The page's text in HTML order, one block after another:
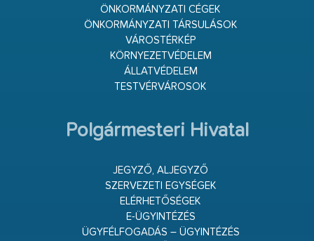
ÖNKORMÁNYZATI CÉGEK
ÖNKORMÁNYZATI TÁRSULÁSOK
VÁROSTÉRKÉP
KÖRNYEZETVÉDELEM
ÁLLATVÉDELEM
TESTVÉRVÁROSOK
Polgármesteri Hivatal
JEGYZŐ, ALJEGYZŐ
SZERVEZETI EGYSÉGEK
ELÉRHETŐSÉGEK
E-ÜGYINTÉZÉS
ÜGYFÉLFOGADÁS – ÜGYINTÉZÉS